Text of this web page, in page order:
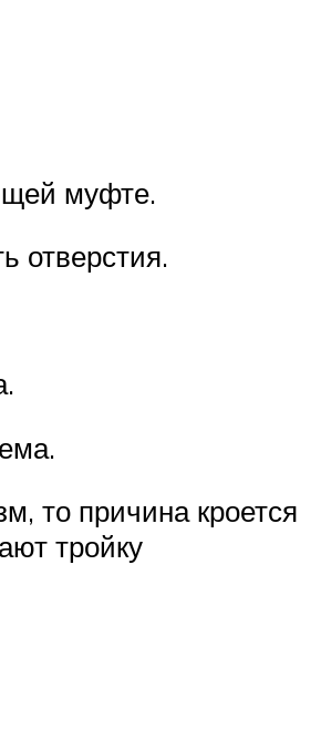
муфте.
отверстия.
то причина кроется
тройку